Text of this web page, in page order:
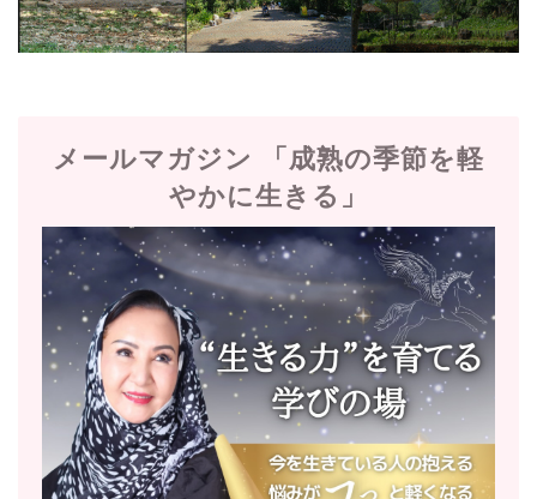
メールマガジン 「成熟の季節を軽
やかに生きる」